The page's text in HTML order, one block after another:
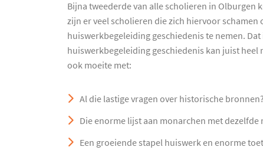
Bijna tweederde van alle scholieren in Olburgen
zijn er veel scholieren die zich hiervoor schamen
huiswerkbegeleiding geschiedenis te nemen.
huiswerkbegeleiding geschiedenis kan juist
ook moeite met:
Al die lastige vragen over historische bronnen?
Die enorme lijst aan monarchen met dezelfde
Een groeiende stapel huiswerk en enorme